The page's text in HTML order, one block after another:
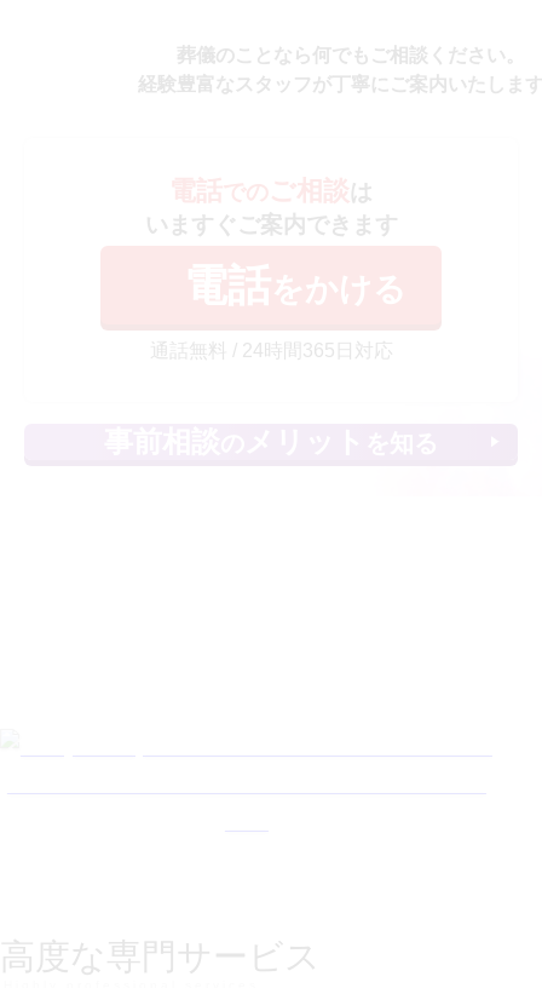
葬儀のことなら何でもご相談ください。
経験豊富なスタッフが丁寧にご案内いたしま
は
いますぐご案内できます
通話無料 / 24時間365日対応
高度な専門サービス